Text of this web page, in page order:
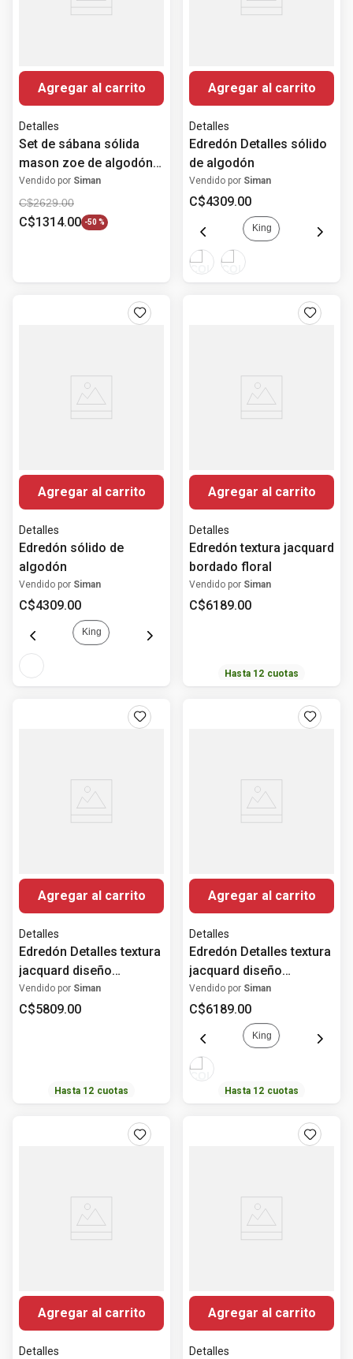
Agregar al carrito
Detalles
Set de sábana sólida
mason zoe de algodón
550h
Vendido por Siman
C$2629.00
C$1314.00 -50 %
Agregar al carrito
Detalles
Edredón Detalles sólido
de algodón
Vendido por Siman
C$4309.00
King
Agregar al carrito
Detalles
Edredón sólido de
algodón
Vendido por Siman
C$4309.00
King
Agregar al carrito
Detalles
Edredón textura jacquard
bordado floral
Vendido por Siman
C$6189.00
Hasta 12 cuotas
Agregar al carrito
Detalles
Edredón Detalles textura
jacquard diseño
damasco
Vendido por Siman
C$5809.00
Hasta 12 cuotas
Agregar al carrito
Detalles
Edredón Detalles textura
jacquard diseño
damasco
Vendido por Siman
C$6189.00
King
Hasta 12 cuotas
Agregar al carrito
Detalles
Agregar al carrito
Detalles